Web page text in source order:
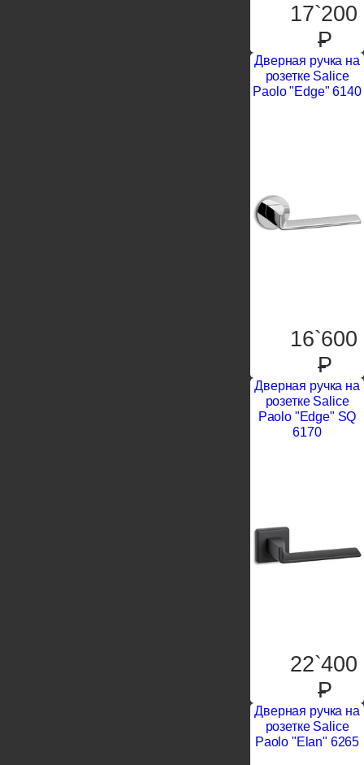
17`200
P
Дверная ручка на
розетке Salice
Paolo "Edge" 6140
16`600
P
Дверная ручка на
розетке Salice
Paolo "Edge" SQ
6170
22`400
P
Дверная ручка на
розетке Salice
Paolo "Elan" 6265